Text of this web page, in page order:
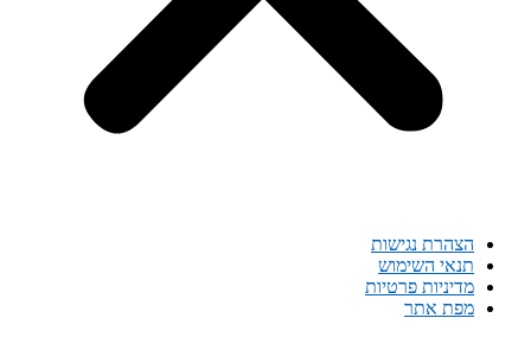
הצהרת נגישות
תנאי השימוש
מדיניות פרטיות
מפת אתר